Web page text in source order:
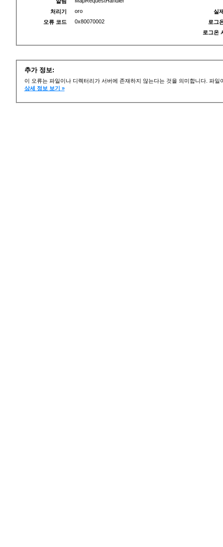
처리기
oro
오류 코드
0x80070002
실
로그
로그온
추가 정보:
이 오류는 파일이나 디렉터리가 서버에 존재하지 않는다는 것을 의미합니다. 파
상세 정보 보기 »